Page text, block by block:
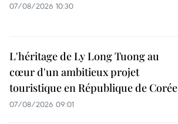
07/08/2026 10:30
L'héritage de Ly Long Tuong au
cœur d'un ambitieux projet
touristique en République de Corée
07/08/2026 09:01